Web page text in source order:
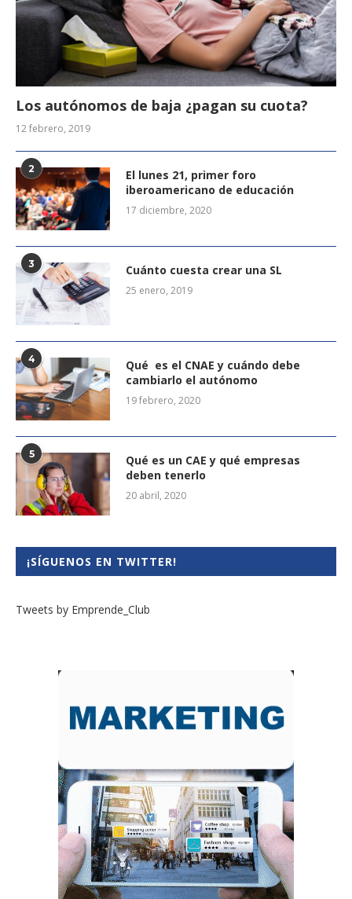
Los autónomos de baja ¿pagan su cuota?
12 febrero, 2019
2
El lunes 21, primer foro
iberoamericano de educación
17 diciembre, 2020
3 Cuánto cuesta crear una SL
25 enero, 2019
4
Qué es el CNAE y cuándo debe
cambiarlo el autónomo
19 febrero, 2020
5
Qué es un CAE y qué empresas
deben tenerlo
20 abril, 2020
¡SÍGUENOS EN TWITTER!
Tweets by Emprende_Club